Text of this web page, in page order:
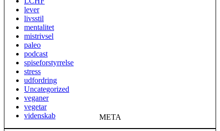
lever
livsstil
mentalitet
mistrivsel
paleo
podcast
spiseforstyrrelse
stress
udfordring
Uncategorized
veganer
vegetar
videnskab
META